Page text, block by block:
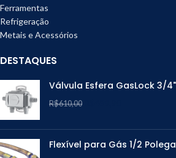
Ferramentas
Refrigeração
Metais e Acessórios
DESTAQUES
Válvula Esfera GasLock 3/
R$610,00
Flexível para Gás 1/2